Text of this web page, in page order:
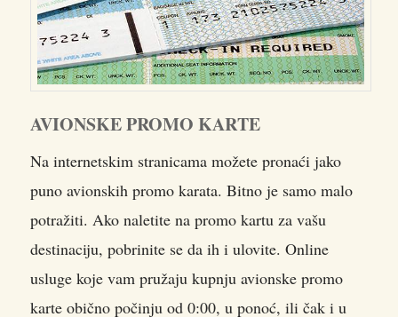
AVIONSKE PROMO KARTE
Na internetskim stranicama možete pronaći jako
puno avionskih promo karata. Bitno je samo malo
potražiti. Ako naletite na promo kartu za vašu
destinaciju, pobrinite se da ih i ulovite. Online
usluge koje vam pružaju kupnju avionske promo
karte obično počinju od 0:00, u ponoć, ili čak i u